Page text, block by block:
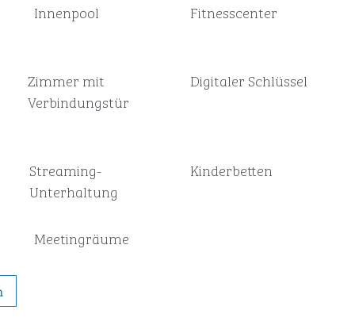
Innenpool Fitnesscenter
Zimmer mit
Verbindungstür
Digitaler Schlüssel
Streaming-
Unterhaltung
Kinderbetten
Meeting­räume